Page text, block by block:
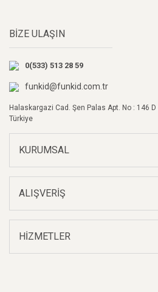
Ürün açıklamasında eksik
Ürün bilgilerinde hatalar
Ürün fiyatı diğer sitelerden daha
Bu ürüne benzer farklı
BİZE ULAŞIN
0(533) 513 28 59
funkid@funkid.com.tr
Halaskargazi Cad. Şen Palas Apt. No : 146
Türkiye
KURUMSAL
ALIŞVERİŞ
HİZMETLER